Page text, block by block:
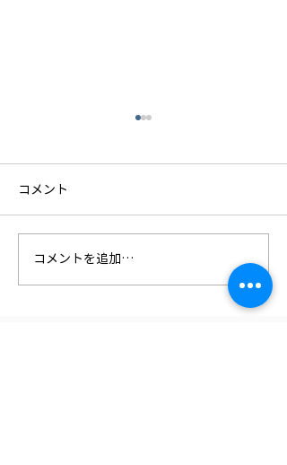
4社合同の安全大会を開催
しました
コメント
コメントを追加…